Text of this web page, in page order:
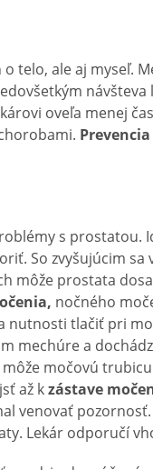
telo, ale aj myseľ.
oveľa menej
Prevencia
s prostatou.
So zvyšujúcim sa
môže prostata
nočného
nutnosti tlačiť pri
mechúre a
močovú
až kzástave
venovať
Lekár odporučí